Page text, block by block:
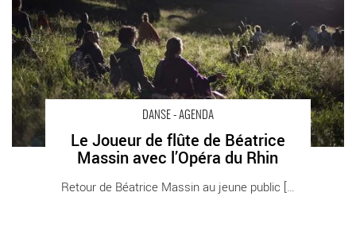
DANSE - AGENDA
Le Joueur de flûte de Béatrice
Massin avec l’Opéra du Rhin
Retour de Béatrice Massin au jeune public [...]